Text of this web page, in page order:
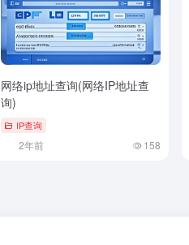
网络ip地址查询(网络IP地址查
询)
IP查询
2年前 158